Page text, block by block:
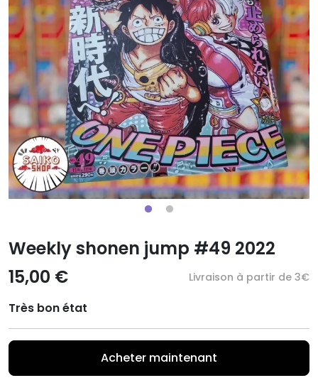
Weekly shonen jump #49 2022
15,00 €
Livraison à partir de 3€
Très bon état
Acheter maintenant